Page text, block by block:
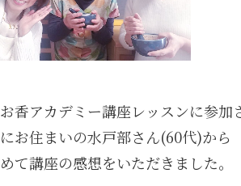
香アカデミー講座レッスンに参加
お住まいの水戸部さん(60代)から
て講座の感想をいただきました。